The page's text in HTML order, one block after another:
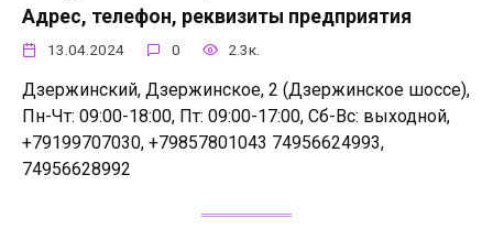
Адрес, телефон, реквизиты предприятия
13.04.2024 0 2.3к.
Дзержинский, Дзержинское, 2 (Дзержинское шоссе),
Пн-Чт: 09:00-18:00, Пт: 09:00-17:00, Сб-Вс: выходной,
+79199707030, +79857801043 74956624993,
74956628992